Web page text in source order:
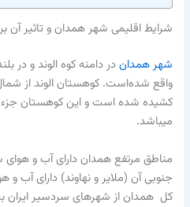
شرایط اقلیمی شهر همدان و تاثیر
شهر همدان
واقع شده‌است. کوهستان الوند از
کشیده شده است و این کوهستان جزء
میباشد.
مناطق مرتفع همدان دارای آب و
جنوبی آن (ملایر و نهاوند) دارای آب
کل همدان از شهرهای سردسیر ایران